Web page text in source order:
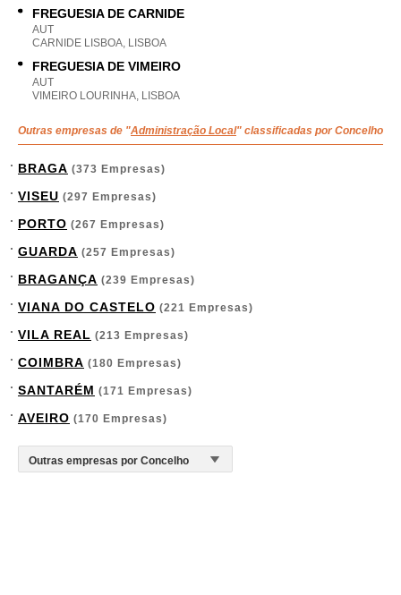
FREGUESIA DE CARNIDE
AUT
CARNIDE LISBOA, LISBOA
FREGUESIA DE VIMEIRO
AUT
VIMEIRO LOURINHA, LISBOA
Outras empresas de "Administração Local" classificadas por Concelho
BRAGA (373 Empresas)
VISEU (297 Empresas)
PORTO (267 Empresas)
GUARDA (257 Empresas)
BRAGANÇA (239 Empresas)
VIANA DO CASTELO (221 Empresas)
VILA REAL (213 Empresas)
COIMBRA (180 Empresas)
SANTARÉM (171 Empresas)
AVEIRO (170 Empresas)